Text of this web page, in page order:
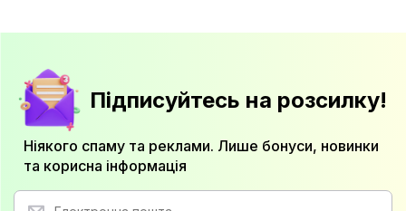
Підписуйтесь на розсилку!
Ніякого спаму та реклами. Лише бонуси, новинки
та корисна інформація